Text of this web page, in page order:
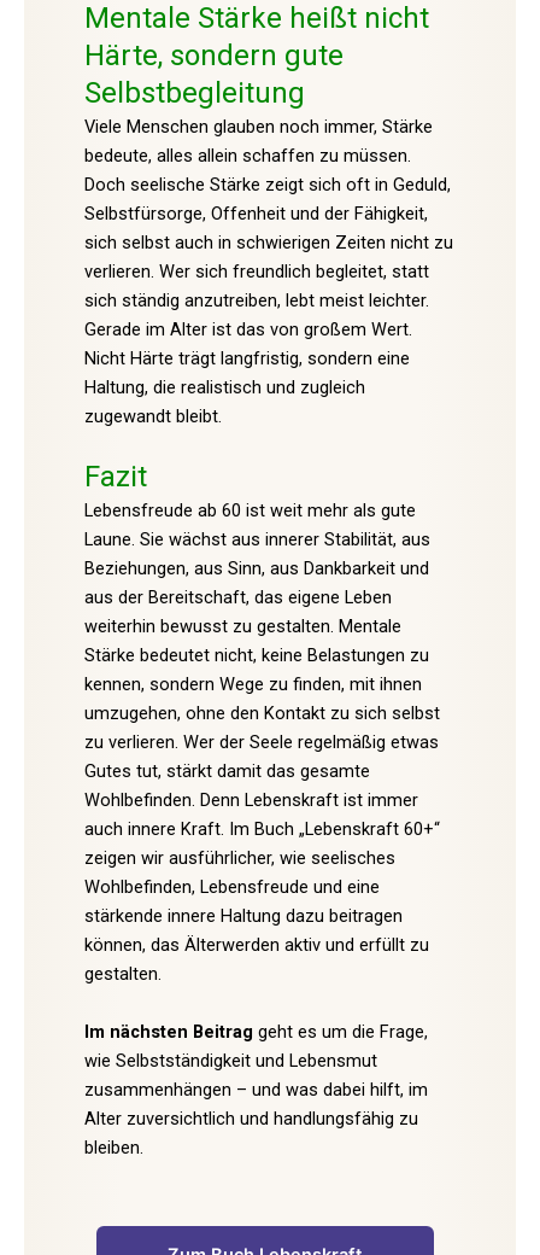
Mentale Stärke heißt nicht
Härte, sondern gute
Selbstbegleitung
Viele Menschen glauben noch immer, Stärke
bedeute, alles allein schaffen zu müssen.
Doch seelische Stärke zeigt sich oft in Geduld,
Selbstfürsorge, Offenheit und der Fähigkeit,
sich selbst auch in schwierigen Zeiten nicht zu
verlieren. Wer sich freundlich begleitet, statt
sich ständig anzutreiben, lebt meist leichter.
Gerade im Alter ist das von großem Wert.
Nicht Härte trägt langfristig, sondern eine
Haltung, die realistisch und zugleich
zugewandt bleibt.
Fazit
Lebensfreude ab 60 ist weit mehr als gute
Laune. Sie wächst aus innerer Stabilität, aus
Beziehungen, aus Sinn, aus Dankbarkeit und
aus der Bereitschaft, das eigene Leben
weiterhin bewusst zu gestalten. Mentale
Stärke bedeutet nicht, keine Belastungen zu
kennen, sondern Wege zu finden, mit ihnen
umzugehen, ohne den Kontakt zu sich selbst
zu verlieren. Wer der Seele regelmäßig etwas
Gutes tut, stärkt damit das gesamte
Wohlbefinden. Denn Lebenskraft ist immer
auch innere Kraft. Im Buch „Lebenskraft 60+“
zeigen wir ausführlicher, wie seelisches
Wohlbefinden, Lebensfreude und eine
stärkende innere Haltung dazu beitragen
können, das Älterwerden aktiv und erfüllt zu
gestalten.
Im nächsten Beitrag geht es um die Frage,
wie Selbstständigkeit und Lebensmut
zusammenhängen – und was dabei hilft, im
Alter zuversichtlich und handlungsfähig zu
bleiben.